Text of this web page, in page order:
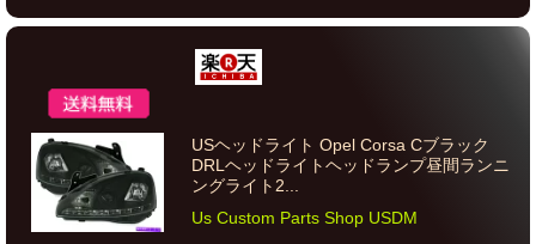
USヘッドライト Opel Corsa Cブラック
DRLヘッドライトヘッドランプ昼間ランニ
ングライト2...
Us Custom Parts Shop USDM